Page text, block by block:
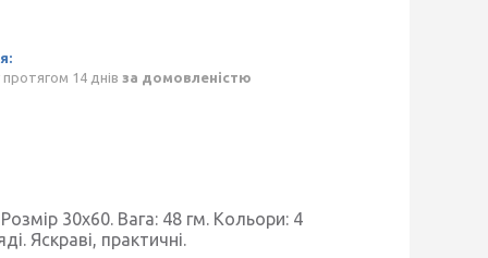
14 днів за домовленістю
30х60. Вага: 48 гм. Кольори: 4
Яскраві, практичні.